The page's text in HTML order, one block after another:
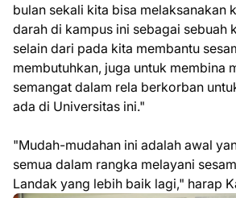
bulan sekali kita bisa melaksanakan
darah di kampus ini sebagai sebuah
selain dari pada kita membantu
membutuhkan, juga untuk membina
semangat dalam rela berkorban
ada di Universitas ini."
"Mudah-mudahan ini adalah awal
semua dalam rangka melayani
Landak yang lebih baik lagi," harap